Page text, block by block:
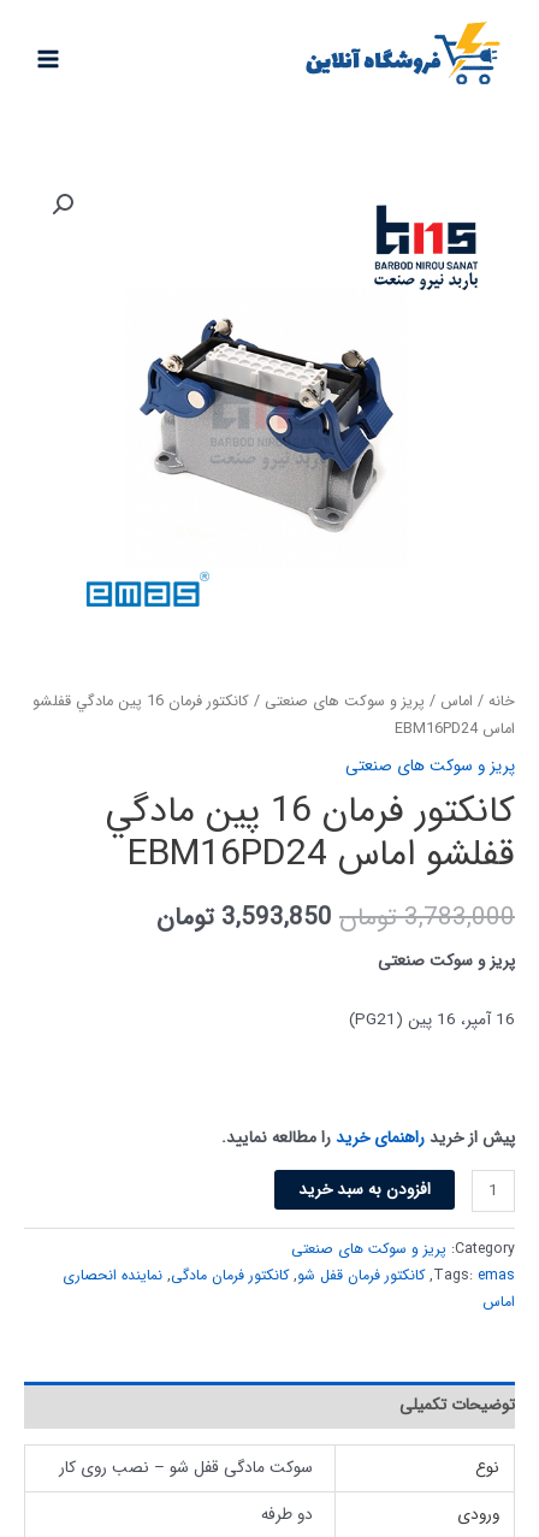
خانه / اماس / پریز و سوکت های صنعتی
/ کانکتور فرمان 16 پین مادگي قفلشو
اماس EBM16PD24
پریز و سوکت های صنعتی
کانکتور فرمان 16 پین مادگي
قفلشو اماس EBM16PD24
3,783,000تومان 3,593,850 تومان
پریز و سوکت صنعتی
16 آمپر، 16 پین (PG21)
پیش از خریدراهنمای خریدرا مطالعه نمایید.
افزودن به سبد خرید
Category: پریز و سوکت های صنعتی
Tags: emas
,کانکتور فرمان قفل شو,کانکتور فرمان مادگی, نماینده انحصاری
اماس
توضیحات تکمیلی
نوع
سوکت مادگی قفل شو – نصب روی کار
ورودی
دو طرفه